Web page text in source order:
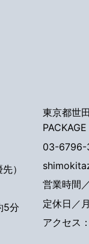
）
5分
東京都世
03-6796-
営業時間
定休日／
アクセス